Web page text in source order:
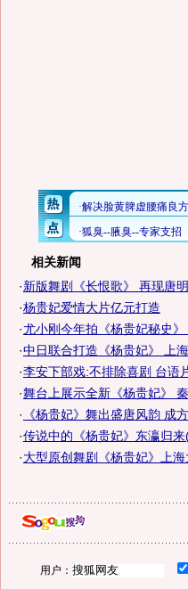
相关新闻
·新版舞剧《长恨歌》 再现唐
·杨贵妃爱情大片亿元打造
·尤小刚今年拍《杨贵妃秘史》
·中日联合打造《杨贵妃》 上
·李安下部戏:不排除喜剧 台语
·舞台上展示全新《杨贵妃》
· 《杨贵妃》舞出盛唐风韵 成
·传说中的《杨贵妃》东瀛归来
·大型原创舞剧《杨贵妃》上
用户：